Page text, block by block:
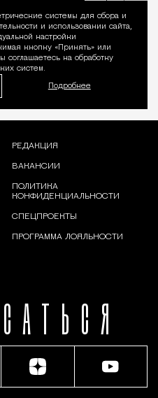
Уведомление
системы для сбора и
и использовании сайта,
настройки
кнопку «Принять» или
соглашаетесь на обработку
систем.
Подробнее
РЕДАКЦИЯ
ВАКАНСИИ
ПОЛИТИКА
КОНФИДЕНЦИАЛЬНОСТИ
СПЕЦПРОЕКТЫ
ПРОГРАММА ЛОЯЛЬНОСТИ